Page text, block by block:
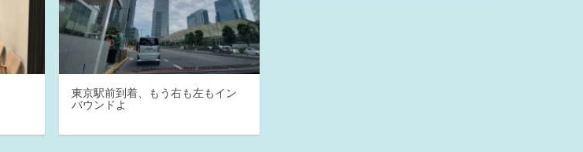
東京駅前到着、もう右も左もイン
バウンドよ